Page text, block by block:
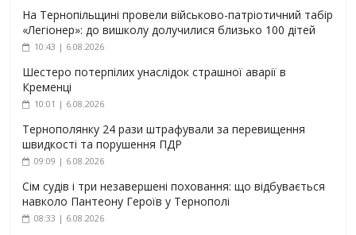
На Тернопільщині провели військово-патріотичний табір
«Легіонер»: до вишколу долучилися близько 100 дітей
10:43 | 6.08.2026
Шестеро потерпілих унаслідок страшної аварії в
Кременці
10:01 | 6.08.2026
Тернополянку 24 рази штрафували за перевищення
швидкості та порушення ПДР
09:09 | 6.08.2026
Сім судів і три незавершені поховання: що відбувається
навколо Пантеону Героїв у Тернополі
08:33 | 6.08.2026